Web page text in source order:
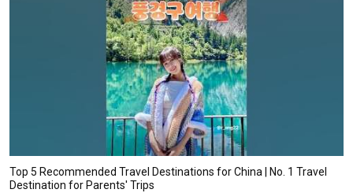
Top 5 Recommended Travel Destinations for China | No. 1 Travel
Destination for Parents' Trips